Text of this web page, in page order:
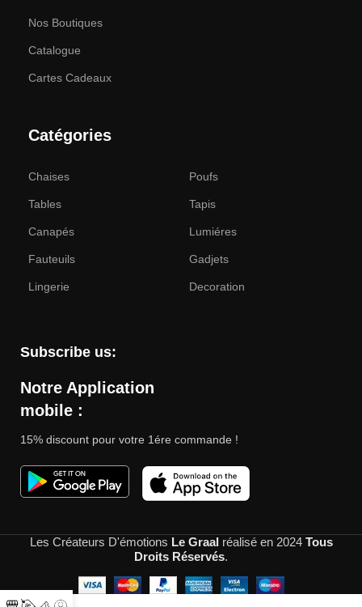
Nos Boutiques
Catalogue
Cartes Cadeaux
Catégories
Chaises
Tables
Canapés
Fauteuils
Lingerie
Poufs
Tapis
Lumiéres
Gadjets
Decoration
Subscribe us:
Notre Application
mobile :
15% discount pour votre 1ére commande !
Les Créateurs D'émotions Le Graalréalisé en 2024 Tous
Droits Réservés.